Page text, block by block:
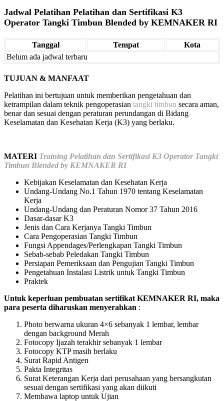
Jadwal Pelatihan Pelatihan dan Sertifikasi K3
Operator Tangki Timbun Blended by KEMNAKER RI
Tanggal Tempat
Kota
Belum ada jadwal terbaru
TUJUAN & MANFAAT
Pelatihan ini bertujuan untuk memberikan pengetahuan dan
ketrampilan dalam teknik pengoperasian tangki timbun secara aman,
benar dan sesuai dengan peraturan perundangan di Bidang
Keselamatan dan Kesehatan Kerja (K3) yang berlaku.
MATERI Training Pelatihan dan Sertifikasi K3 Operator Tangki
Timbun Blended by KEMNAKER RI
Kebijakan Keselamatan dan Kesehatan Kerja
Undang-Undang No.1 Tahun 1970 tentang Keselamatan
Kerja
Undang-Undang dan Peraturan Nomor 37 Tahun 2016
Dasar-dasar K3
Jenis dan Cara Kerjanya Tangki Timbun
Cara Pengoperasian Tangki Timbun
Fungsi Appendages/Perlengkapan Tangki Timbun
Sebab-sebab Peledakan Tangki Timbun
Persiapan Pemeriksaan dan Pengujian Tangki Timbun
Pengetahuan Instalasi Listrik untuk Tangki Timbun
Praktek
Untuk keperluan pembuatan sertifikat KEMNAKER RI, maka
para peserta diharuskan menyerahkan :
Photo berwarna ukuran 4×6 sebanyak 1 lembar, lembar
dengan background Merah
Fotocopy Ijazah terakhir sebanyak 1 lembar
Fotocopy KTP masih berlaku
Surat Rapid Antigen
Pakta Integritas
Surat Keterangan Kerja dari perusahaan yang bersangkutan
sesuai dengan sertifikasi yang akan diikuti
Membawa laptop untuk Ujian